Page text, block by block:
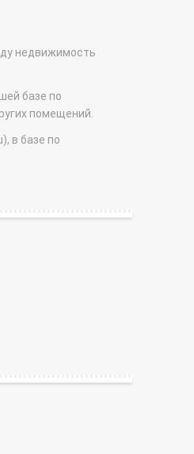
недвижимость
базе по
помещений.
в базе по